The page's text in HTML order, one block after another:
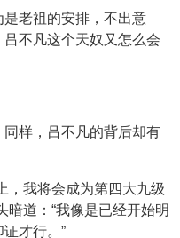
老祖的安排，不出意
不凡这个天奴又怎么会
样，吕不凡的背后却有
，我将会成为第四大九级
道：“我像是已经开始明
才行。”